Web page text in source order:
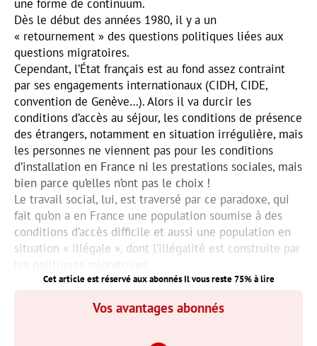
une forme de continuum.
Dès le début des années 1980, il y a un
« retournement » des questions politiques liées aux
questions migratoires.
Cependant, l’État français est au fond assez contraint
par ses engagements internationaux (CIDH, CIDE,
convention de Genève…). Alors il va durcir les
conditions d’accès au séjour, les conditions de présence
des étrangers, notamment en situation irrégulière, mais
les personnes ne viennent pas pour les conditions
d’installation en France ni les prestations sociales, mais
bien parce qu’elles n’ont pas le choix !
Le travail social, lui, est traversé par ce paradoxe, qui
fait qu’on a en France une population soumise à des
conditions d’accès difficile et aussi une population en
situation « illégale », dont l’illégalité est construite par
Cet article est réservé aux abonnés Il vous reste75% à lire
Vos avantages abonnés